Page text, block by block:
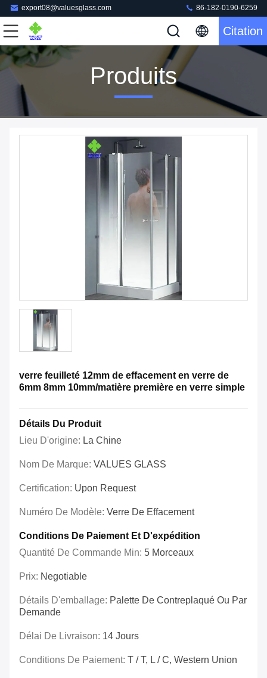
export08@valuesglass.com 86-182-0190-6259
Citation
Produits
verre feuilleté 12mm de effacement en verre de
6mm 8mm 10mm/matière première en verre simple
Détails Du Produit
Lieu D'origine: La Chine
Nom De Marque: VALUES GLASS
Certification: Upon Request
Numéro De Modèle: Verre De Effacement
Conditions De Paiement Et D'expédition
Quantité De Commande Min: 5 Morceaux
Prix: Negotiable
Détails D'emballage: Palette De Contreplaqué Ou Par
Demande
Délai De Livraison: 14 Jours
Conditions De Paiement: T / T, L / C, Western Union